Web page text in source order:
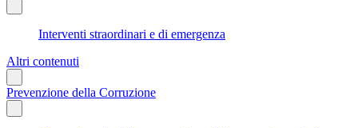
Interventi straordinari e di emergenza
Altri contenuti
Prevenzione della Corruzione